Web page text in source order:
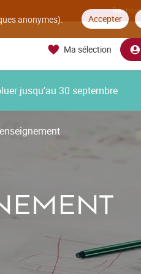
anonymes). Accepter
Ma sélection
jusqu’au 30 septembre